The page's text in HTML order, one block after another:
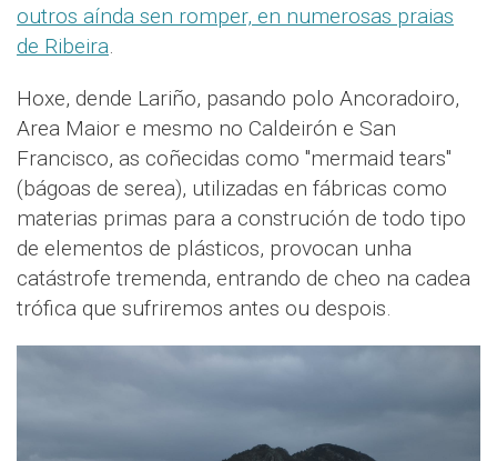
outros aínda sen romper, en numerosas praias
de Ribeira.
Hoxe, dende Lariño, pasando polo Ancoradoiro,
Area Maior e mesmo no Caldeirón e San
Francisco, as coñecidas como "mermaid tears"
(bágoas de serea), utilizadas en fábricas como
materias primas para a construción de todo tipo
de elementos de plásticos, provocan unha
catástrofe tremenda, entrando de cheo na cadea
trófica que sufriremos antes ou despois.